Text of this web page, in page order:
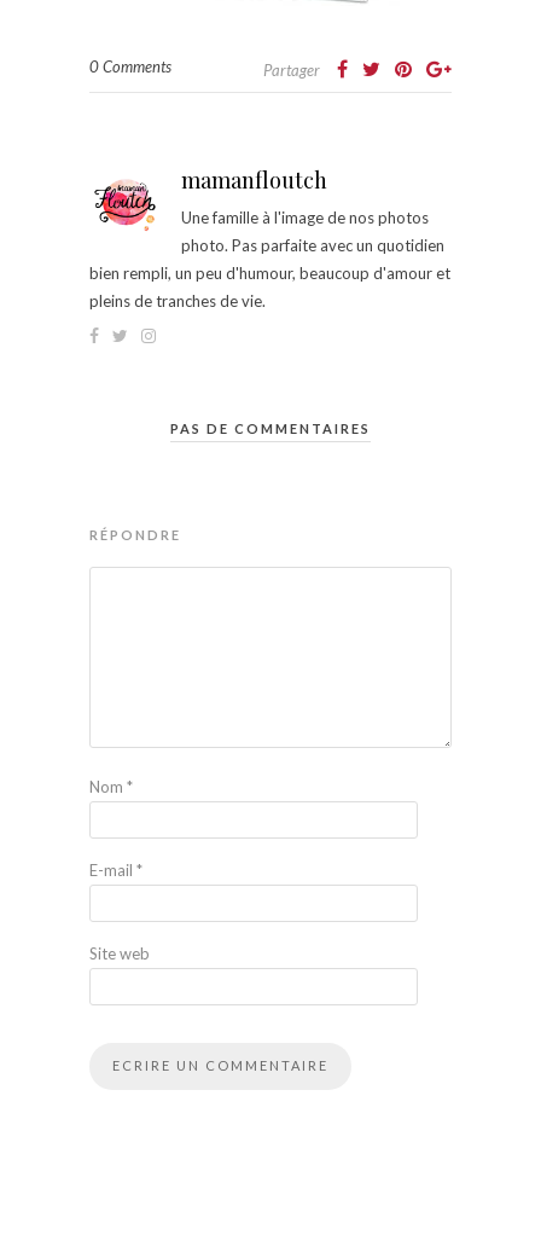
0 Comments Partager
mamanfloutch
Une famille à l'image de nos photos
photo. Pas parfaite avec un quotidien
bien rempli, un peu d'humour, beaucoup d'amour et
pleins de tranches de vie.
PAS DE COMMENTAIRES
RÉPONDRE
Nom *
E-mail *
Site web